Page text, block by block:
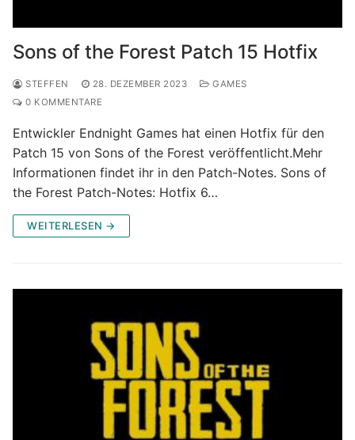
Sons of the Forest Patch 15 Hotfix
STEFFEN 28. DEZEMBER 2023
GAMES
0 KOMMENTARE
Entwickler Endnight Games hat einen Hotfix für den
Patch 15 von Sons of the Forest veröffentlicht.Mehr
Informationen findet ihr in den Patch-Notes. Sons of
the Forest Patch-Notes: Hotfix 6…
WEITERLESEN →